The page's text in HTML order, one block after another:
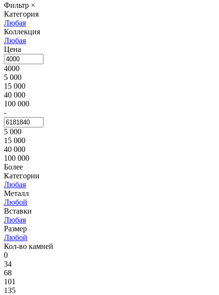
Фильтр ×
Категория
Любая
Коллекция
Любая
Цена
4000
5 000
15 000
40 000
100 000
-
5 000
15 000
40 000
100 000
Более
Категории
Любая
Металл
Любой
Вставки
Любая
Размер
Любой
Кол-во камней
0
34
68
101
135